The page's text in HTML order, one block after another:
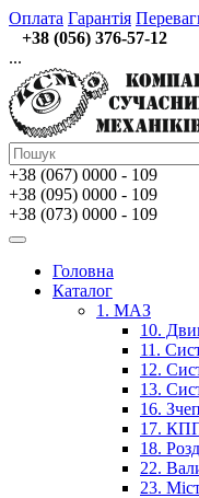
Оплата Гарантія
+38 (056) 376-57-12
...
+38 (067) 0000 - 109
+38 (095) 0000 - 109
+38 (073) 0000 - 109
Головна
Каталог
1. МАЗ
10.
11.
12.
13.
16.
17.
18.
22.
23.